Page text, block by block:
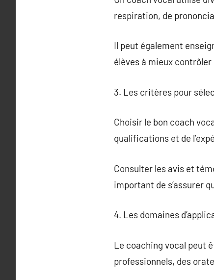
respiration, de
Il peut également
élèves à mieux
3. Les critères pour
Choisir le bon coach
qualifications et de
Consulter les avis et
important de s’assurer
4. Les domaines
Le coaching vocal peut
professionnels, des